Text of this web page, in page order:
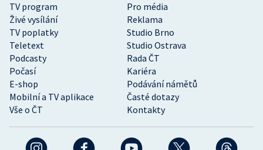
TV program
Pro média
Živé vysílání
Reklama
TV poplatky
Studio Brno
Teletext
Studio Ostrava
Podcasty
Rada ČT
Počasí
Kariéra
E-shop
Podávání námětů
Mobilní a TV aplikace
Časté dotazy
Vše o ČT
Kontakty